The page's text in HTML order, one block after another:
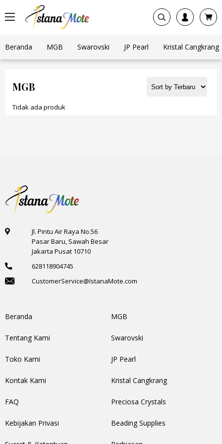
Beranda MGB Swarovski JP Pearl Kristal Cangkrang
MGB
Tidak ada produk
Jl. Pintu Air Raya No.56
Pasar Baru, Sawah Besar
Jakarta Pusat 10710
628118904745
CustomerService@IstanaMote.com
Beranda
Tentang Kami
Toko Kami
Kontak Kami
FAQ
Kebijakan Privasi
MGB
Swarovski
JP Pearl
Kristal Cangkrang
Preciosa Crystals
Beading Supplies